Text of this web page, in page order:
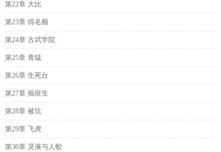
第22章 大比
第23章 得名额
第24章 古武学院
第25章 青猛
第26章 生死台
第27章 插班生
第28章 被坑
第29章 飞虎
第30章 灵液与人蛟